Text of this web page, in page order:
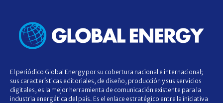
El periódico Global Energy por su cobertura nacional e internacional;
sus características editoriales, de diseño, producción y sus servicios
digitales, es la mejor herramienta de comunicación existente para la
industria energética del país. Es el enlace estratégico entre la iniciativa